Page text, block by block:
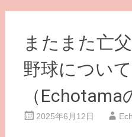
またまた亡
野球につい
（Echotama
2025年6月12日